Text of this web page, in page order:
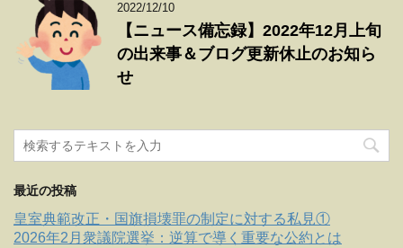
2022/12/10
【ニュース備忘録】2022年12月上旬
の出来事＆ブログ更新休止のお知ら
せ
最近の投稿
皇室典範改正・国旗損壊罪の制定に対する私見①
2026年2月衆議院選挙：逆算で導く重要な公約とは